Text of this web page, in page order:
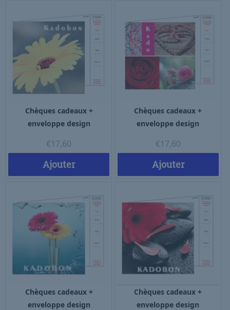
Chèques cadeaux +
enveloppe design
€17,60
Ajouter
Chèques cadeaux +
enveloppe design
€17,60
Ajouter
Chèques cadeaux +
enveloppe design
Chèques cadeaux +
enveloppe design